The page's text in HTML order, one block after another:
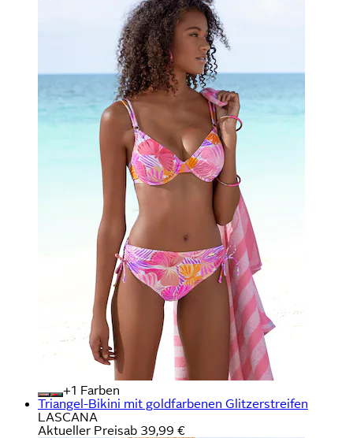
+
Farben
Triangel-Bikini mit goldfarbenen Glitzerstreifen
LASCANA
Aktueller Preisab 39,99 €